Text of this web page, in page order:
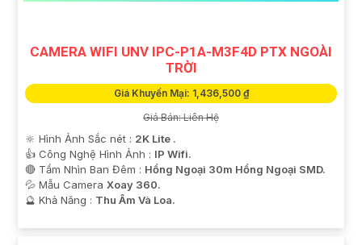
CAMERA WIFI UNV IPC-P1A-M3F4D PTX NGOÀI
TRỜI
Giá Khuyến Mại: 1,436,500 ₫
Giá Bán: Liên Hệ
🔆 Hình Ảnh Sắc nét : 2K Lite .
👍 Công Nghệ Hình Ảnh : IP Wifi.
🔴 Tầm Nhìn Ban Đêm : Hồng Ngoại 30m Hồng Ngoại SMD.
💦 Mẫu Camera Xoay 360.
️🔮 Khả Năng : Thu Âm Và Loa.